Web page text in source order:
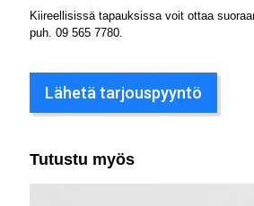
Kiireellisissä tapauksissa voit ottaa
puh. 09 565 7780
Lähetä tarjouspyyntö
Tutustu myös